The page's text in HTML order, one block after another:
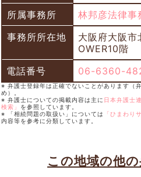
所属事務所
林邦彦法律事
事務所所在地
大阪府大阪
OWER10階
電話番号
06-6360-
※ 弁護士登録年は正確でないことがあります（
め）。
※ 弁護士についての掲載内容は主に 日本弁護士
検索」 を参照しています。
※ 「相続問題の取扱い」については
「ひまわり
内容等を参考に分類しています。
この地域の他